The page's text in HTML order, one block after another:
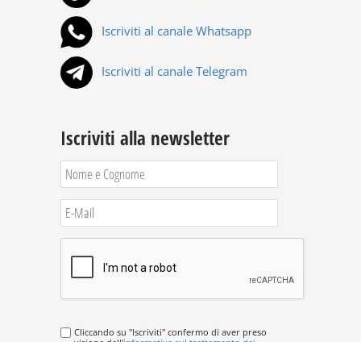
Iscriviti al canale Whatsapp
Iscriviti al canale Telegram
Iscriviti alla newsletter
Cliccando su "Iscriviti" confermo di aver preso